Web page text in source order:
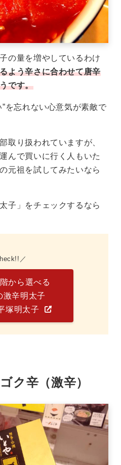
の量を増やしているわけ
よう辛さに合わせて唐辛
です。
を忘れない心意気が素敵で
取り扱われていますが、
んで買いに行く人もいた
元祖を試してみたいなら
子」をチェックするなら
から選べる
激辛明太子
塚明太子
ク辛（激辛）